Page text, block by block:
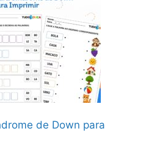
de Down para